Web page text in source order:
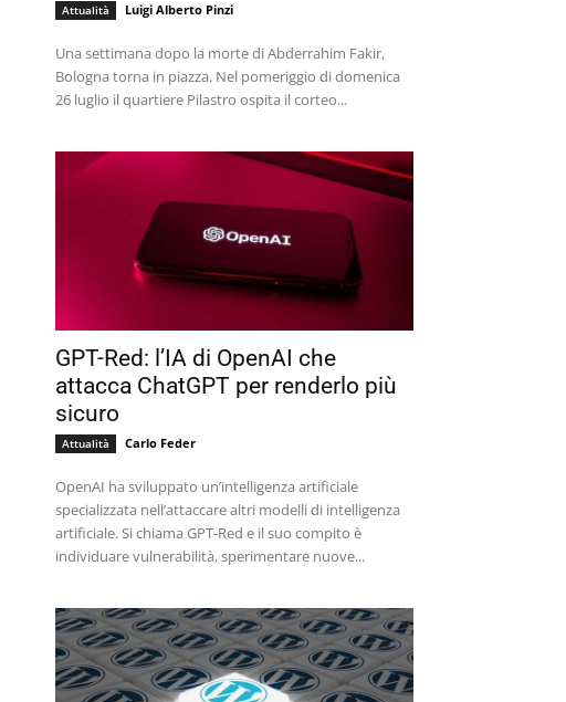
Attualità Luigi Alberto Pinzi
Una settimana dopo la morte di Abderrahim Fakir,
Bologna torna in piazza. Nel pomeriggio di domenica
26 luglio il quartiere Pilastro ospita il corteo...
GPT-Red: l’IA di OpenAI che
attacca ChatGPT per renderlo più
sicuro
Attualità Carlo Feder
OpenAI ha sviluppato un’intelligenza artificiale
specializzata nell’attaccare altri modelli di intelligenza
artificiale. Si chiama GPT-Red e il suo compito è
individuare vulnerabilità, sperimentare nuove...